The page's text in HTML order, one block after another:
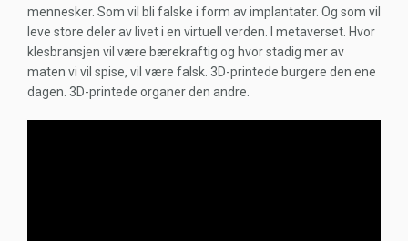
mennesker. Som vil bli falske i form av implantater. Og som vil
leve store deler av livet i en virtuell verden. I metaverset. Hvor
klesbransjen vil være bærekraftig og hvor stadig mer av
maten vi vil spise, vil være falsk. 3D-printede burgere den ene
dagen. 3D-printede organer den andre.